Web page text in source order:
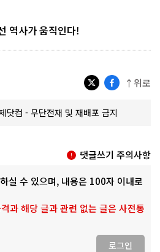
역사가 움직인다!
↑위로
컴 - 무단전재 및 재배포 금지
댓글쓰기 주의사항
실 수 있으며, 내용은 100자 이내로
과 해당 글과 관련 없는 글은 사전통
로그인